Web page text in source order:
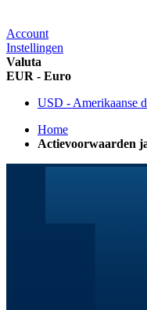
Account
Instellingen
Valuta
EUR - Euro
USD - Amerikaanse
Home
Actievoorwaarden